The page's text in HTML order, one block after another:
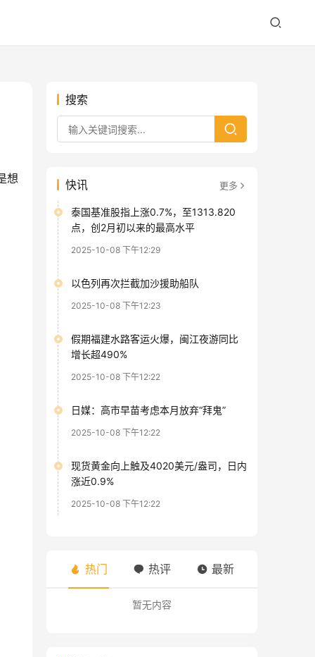
想
搜索
快讯 更多
泰国基准股指上涨0.7%，至1313.820
点，创2月初以来的最高水平
2025-10-08 下午12:29
以色列再次拦截加沙援助船队
2025-10-08 下午12:23
假期福建水路客运火爆，闽江夜游同比
增长超490%
2025-10-08 下午12:22
日媒：高市早苗考虑本月放弃“拜鬼”
2025-10-08 下午12:22
现货黄金向上触及4020美元/盎司，日内
涨近0.9%
2025-10-08 下午12:22
热门 热评 最新
暂无内容